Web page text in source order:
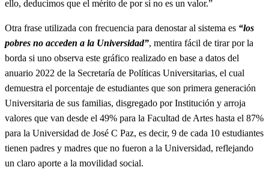
ello, deducimos que el mérito de por sí no es un valor.”
Otra frase utilizada con frecuencia para denostar al sistema es “los
pobres no acceden a la Universidad”, mentira fácil de tirar por la
borda si uno observa este gráfico realizado en base a datos del
anuario 2022 de la Secretaría de Políticas Universitarias, el cual
demuestra el porcentaje de estudiantes que son primera generación
Universitaria de sus familias, disgregado por Institución y arroja
valores que van desde el 49% para la Facultad de Artes hasta el 87%
para la Universidad de José C Paz, es decir, 9 de cada 10 estudiantes
tienen padres y madres que no fueron a la Universidad, reflejando
un claro aporte a la movilidad social.